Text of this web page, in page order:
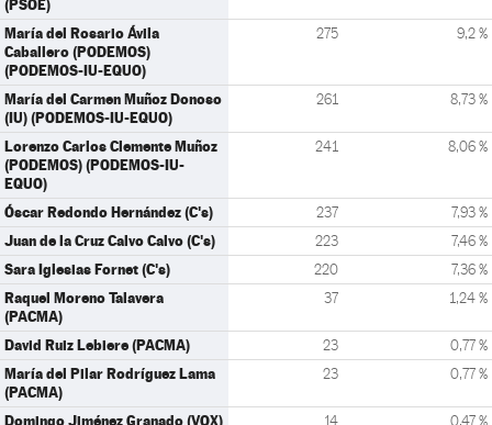
(PSOE)
María del Rosario Ávila
Caballero (PODEMOS)
(PODEMOS-IU-EQUO)
275 9,2 %
María del Carmen Muñoz Donoso
(IU) (PODEMOS-IU-EQUO)
261 8,73 %
Lorenzo Carlos Clemente Muñoz
(PODEMOS) (PODEMOS-IU-
EQUO)
241 8,06 %
Óscar Redondo Hernández (C's) 237 7,93 %
Juan de la Cruz Calvo Calvo (C's) 223 7,46 %
Sara Iglesias Fornet (C's) 220 7,36 %
Raquel Moreno Talavera
(PACMA)
37 1,24 %
David Ruiz Lebiere (PACMA) 23 0,77 %
María del Pilar Rodríguez Lama
(PACMA)
23 0,77 %
Domingo Jiménez Granado (VOX) 14 0,47 %